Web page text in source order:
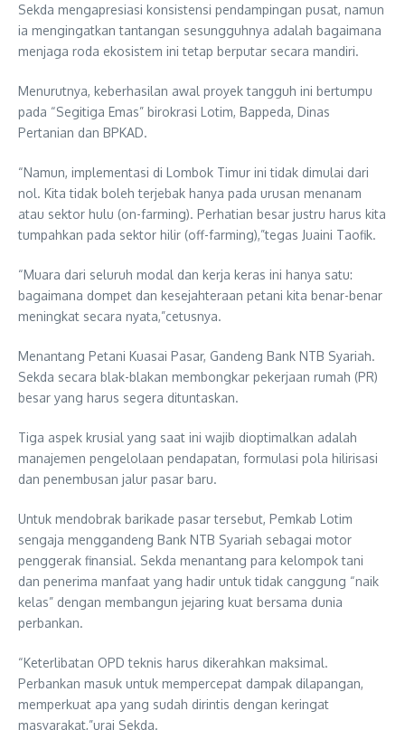
Sekda mengapresiasi konsistensi pendampingan pusat, namun
ia mengingatkan tantangan sesungguhnya adalah bagaimana
menjaga roda ekosistem ini tetap berputar secara mandiri.
Menurutnya, keberhasilan awal proyek tangguh ini bertumpu
pada “Segitiga Emas” birokrasi Lotim, Bappeda, Dinas
Pertanian dan BPKAD.
“Namun, implementasi di Lombok Timur ini tidak dimulai dari
nol. Kita tidak boleh terjebak hanya pada urusan menanam
atau sektor hulu (on-farming). Perhatian besar justru harus kita
tumpahkan pada sektor hilir (off-farming),”tegas Juaini Taofik.
“Muara dari seluruh modal dan kerja keras ini hanya satu:
bagaimana dompet dan kesejahteraan petani kita benar-benar
meningkat secara nyata,”cetusnya.
Menantang Petani Kuasai Pasar, Gandeng Bank NTB Syariah.
Sekda secara blak-blakan membongkar pekerjaan rumah (PR)
besar yang harus segera dituntaskan.
Tiga aspek krusial yang saat ini wajib dioptimalkan adalah
manajemen pengelolaan pendapatan, formulasi pola hilirisasi
dan penembusan jalur pasar baru.
Untuk mendobrak barikade pasar tersebut, Pemkab Lotim
sengaja menggandeng Bank NTB Syariah sebagai motor
penggerak finansial. Sekda menantang para kelompok tani
dan penerima manfaat yang hadir untuk tidak canggung “naik
kelas” dengan membangun jejaring kuat bersama dunia
perbankan.
“Keterlibatan OPD teknis harus dikerahkan maksimal.
Perbankan masuk untuk mempercepat dampak dilapangan,
memperkuat apa yang sudah dirintis dengan keringat
masyarakat,”urai Sekda.